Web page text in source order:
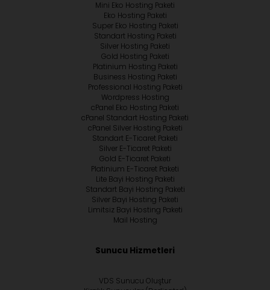
Mini Eko Hosting Paketi
Eko Hosting Paketi
Super Eko Hosting Paketi
Standart Hosting Paketi
Silver Hosting Paketi
Gold Hosting Paketi
Platinium Hosting Paketi
Business Hosting Paketi
Professional Hosting Paketi
Wordpress Hosting
cPanel Eko Hosting Paketi
cPanel Standart Hosting Paketi
cPanel Silver Hosting Paketi
Standart E-Ticaret Paketi
Silver E-Ticaret Paketi
Gold E-Ticaret Paketi
Platinium E-Ticaret Paketi
Lite Bayi Hosting Paketi
Standart Bayi Hosting Paketi
Silver Bayi Hosting Paketi
Limitsiz Bayi Hosting Paketi
Mail Hosting
Sunucu Hizmetleri
VDS Sunucu Oluştur